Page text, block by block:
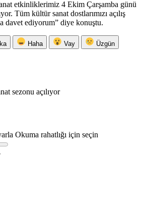
etkinliklerimiz 4 Ekim Çarşamba günü
Tüm kültür sanat dostlarımızı açılış
davet ediyorum” diye konuştu.
Haha Vay Üzgün
sezonu açılıyor
Okuma rahatlığı için seçin